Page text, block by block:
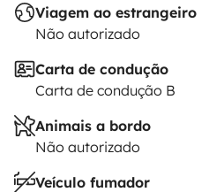
Viagem ao estrangeiro
Não autorizado
Carta de condução
Carta de condução B
Animais a bordo
Não autorizado
Veículo fumador